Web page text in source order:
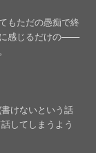
もただの愚痴で終
感じるだけの——
けないという話
してしまうよう